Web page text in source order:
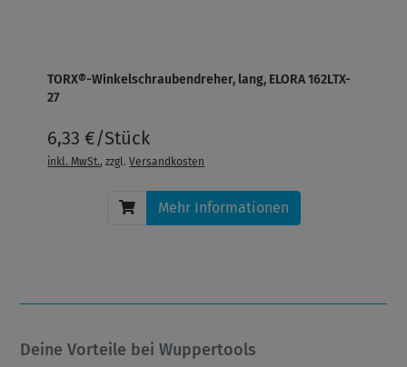
TORX®-Winkelschraubendreher, lang, ELORA 162LTX-
27
6,33 €/Stück
inkl. MwSt., zzgl.Versandkosten
Mehr Informationen
Deine Vorteile bei Wuppertools